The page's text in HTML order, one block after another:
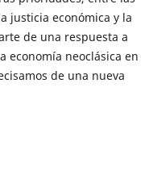
justicia económica y la
de una respuesta a
economía neoclásica en
de una nueva